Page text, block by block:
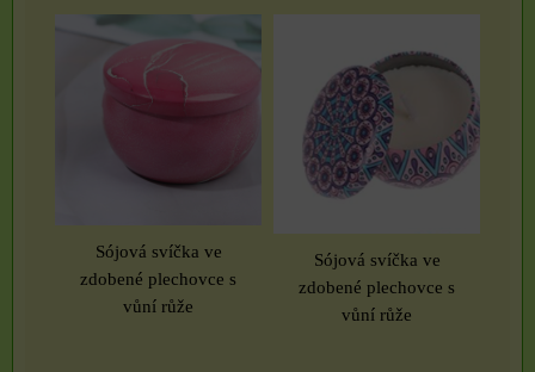
Sójová svíčka ve
zdobené plechovce s
vůní růže
Sójová svíčka ve
zdobené plechovce s
vůní růže